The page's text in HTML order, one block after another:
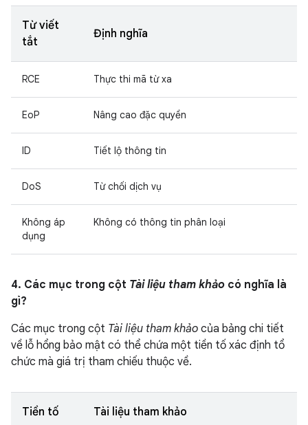
Từ viết
tắt
Định nghĩa
RCE Thực thi mã từ xa
EoP Nâng cao đặc quyền
ID Tiết lộ thông tin
DoS Từ chối dịch vụ
Không áp
dụng
Không có thông tin phân loại
4. Các mục trong cột Tài liệu tham khảo có nghĩa là
gì?
Các mục trong cột Tài liệu tham khảo của bảng chi tiết
về lỗ hổng bảo mật có thể chứa một tiền tố xác định tổ
chức mà giá trị tham chiếu thuộc về.
Tiền tố Tài liệu tham khảo